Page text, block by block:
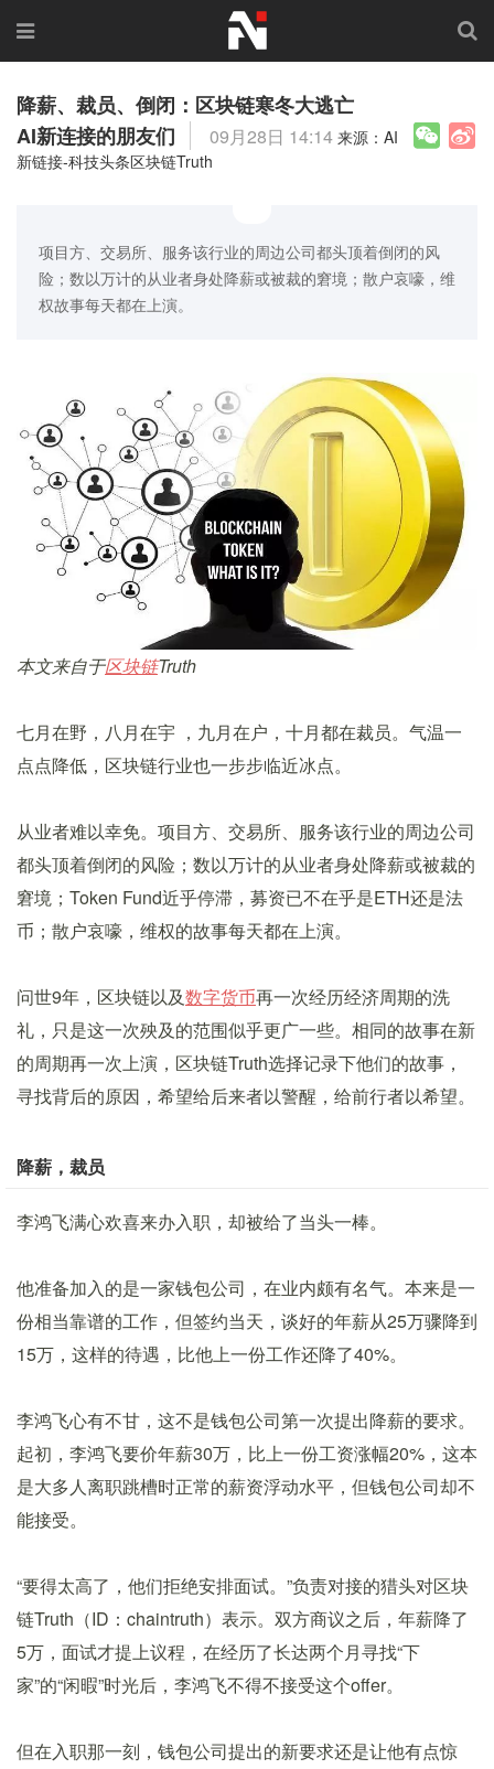
降薪、裁员、倒闭：区块链寒冬大逃亡
AI新连接的朋友们
09月28日 14:14 来源：AI
新链接-科技头条区块链Truth
项目方、交易所、服务该行业的周边公司都头顶着倒闭的风
险；数以万计的从业者身处降薪或被裁的窘境；散户哀嚎，维
权故事每天都在上演。
本文来自于区块链Truth
七月在野，八月在宇 ，九月在户，十月都在裁员。气温一
点点降低，区块链行业也一步步临近冰点。
从业者难以幸免。项目方、交易所、服务该行业的周边公司
都头顶着倒闭的风险；数以万计的从业者身处降薪或被裁的
窘境；Token Fund近乎停滞，募资已不在乎是ETH还是法
币；散户哀嚎，维权的故事每天都在上演。
问世9年，区块链以及数字货币再一次经历经济周期的洗
礼，只是这一次殃及的范围似乎更广一些。相同的故事在新
的周期再一次上演，区块链Truth选择记录下他们的故事，
寻找背后的原因，希望给后来者以警醒，给前行者以希望。
降薪，裁员
李鸿飞满心欢喜来办入职，却被给了当头一棒。
他准备加入的是一家钱包公司，在业内颇有名气。本来是一
份相当靠谱的工作，但签约当天，谈好的年薪从25万骤降到
15万，这样的待遇，比他上一份工作还降了40%。
李鸿飞心有不甘，这不是钱包公司第一次提出降薪的要求。
起初，李鸿飞要价年薪30万，比上一份工资涨幅20%，这本
是大多人离职跳槽时正常的薪资浮动水平，但钱包公司却不
能接受。
“要得太高了，他们拒绝安排面试。”负责对接的猎头对区块
链Truth（ID：chaintruth）表示。双方商议之后，年薪降了
5万，面试才提上议程，在经历了长达两个月寻找“下
家”的“闲暇”时光后，李鸿飞不得不接受这个offer。
但在入职那一刻，钱包公司提出的新要求还是让他有点惊